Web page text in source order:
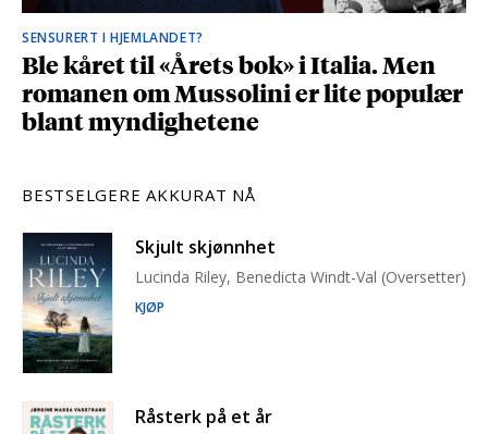
SENSURERT I HJEMLANDET?
Ble kåret til «Årets bok» i Italia. Men
romanen om Mussolini er lite populær
blant myndighetene
BESTSELGERE AKKURAT NÅ
Skjult skjønnhet
Lucinda Riley, Benedicta Windt-Val (Oversetter)
KJØP
Råsterk på et år